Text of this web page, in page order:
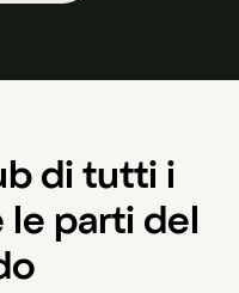
di tutti i
le parti del